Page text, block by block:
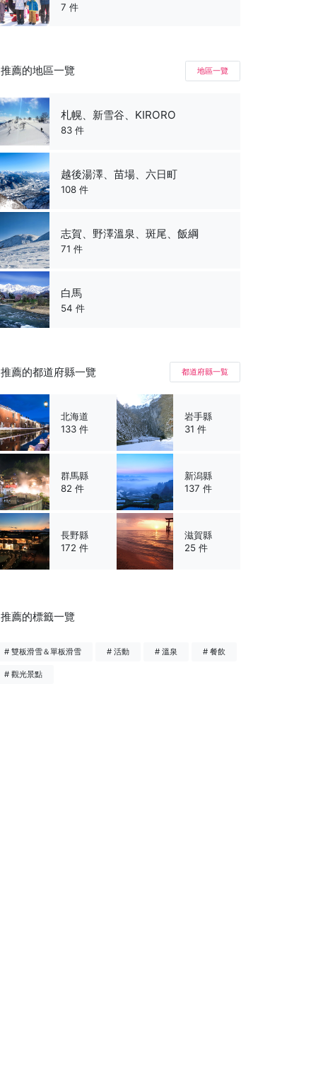
7 件
推薦的地區一覽 地區一覽
札幌、新雪谷、KIRORO
83 件
越後湯澤、苗場、六日町
108 件
志賀、野澤溫泉、斑尾、飯綱
71 件
白馬
54 件
推薦的都道府縣一覽 都道府縣一覧
北海道
133 件
岩手縣
31 件
群馬縣
82 件
新潟縣
137 件
長野縣
172 件
滋賀縣
25 件
推薦的標籤一覽
# 雙板滑雪＆單板滑雪 # 活動 # 溫泉 # 餐飲
# 觀光景點